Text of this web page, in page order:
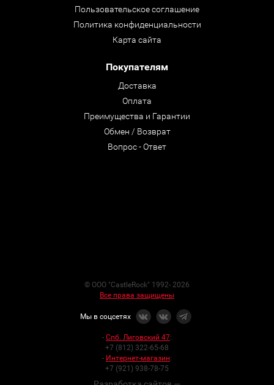
Пользовательское соглашение
Политика конфиденциальности
Карта сайта
Покупателям
Доставка
Оплата
Преимущества и Гарантии
Обмен / Возврат
Вопрос - Ответ
© ООО "CastleRock" 1992- 2026
Все права защищены
Мы в соцсетях
- Спб. Лиговский 47:
+7 (812) 322-65-68
- Интернет-магазин:
+7 (921) 938-78-75